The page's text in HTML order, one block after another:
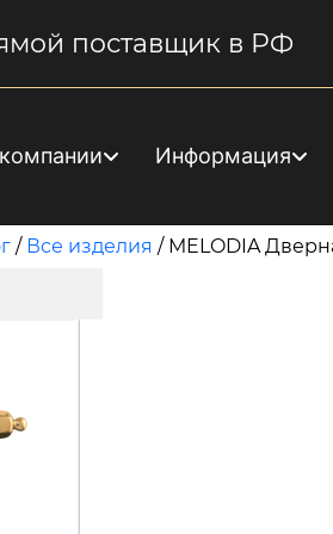
поставщик в РФ
Информация
/ Все изделия / MELODIA